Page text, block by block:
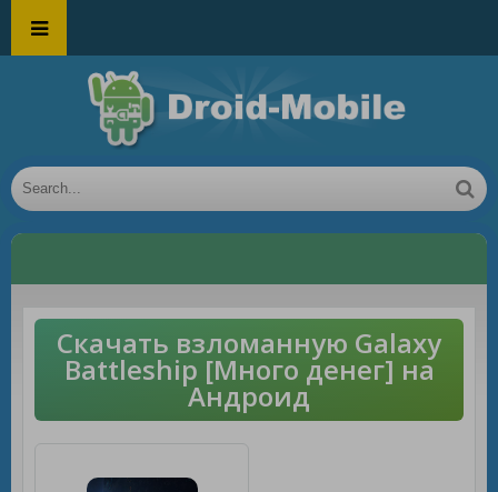
Скачать взломанную Galaxy
Battleship [Много денег] на
Андроид